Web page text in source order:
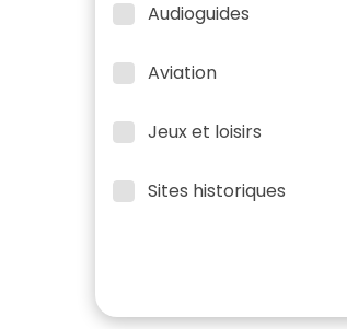
Audioguides
Aviation
Jeux et loisirs
Sites historiques